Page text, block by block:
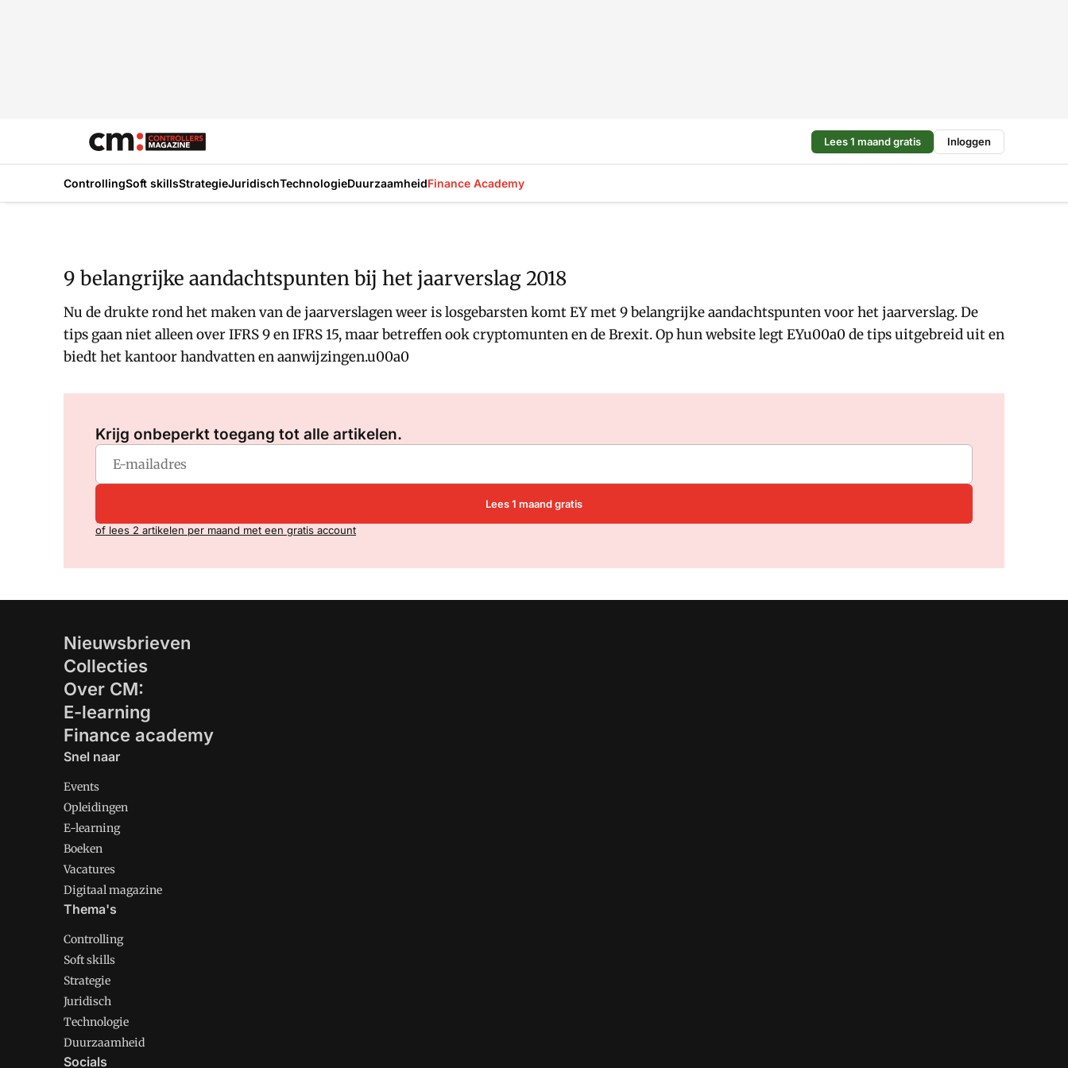
Lees 1 maand gratis Inloggen
ControllingSoft skillsStrategieJuridischTechnologieDuurzaamheidFinance Academy
9 belangrijke aandachtspunten bij het jaarverslag 2018
Nu de drukte rond het maken van de jaarverslagen weer is losgebarsten komt EY met 9 belangrijke aandachtspunten voor het jaarverslag. De
tips gaan niet alleen over IFRS 9 en IFRS 15, maar betreffen ook cryptomunten en de Brexit. Op hun website legt EYu00a0 de tips uitgebreid uit en
biedt het kantoor handvatten en aanwijzingen.u00a0
Krijg onbeperkt toegang tot alle artikelen.
Lees 1 maand gratis
of lees 2 artikelen per maand met een gratis account
Nieuwsbrieven
Collecties
Over CM:
E-learning
Finance academy
Snel naar
Events
Opleidingen
E-learning
Boeken
Vacatures
Digitaal magazine
Thema's
Controlling
Soft skills
Strategie
Juridisch
Technologie
Duurzaamheid
Socials